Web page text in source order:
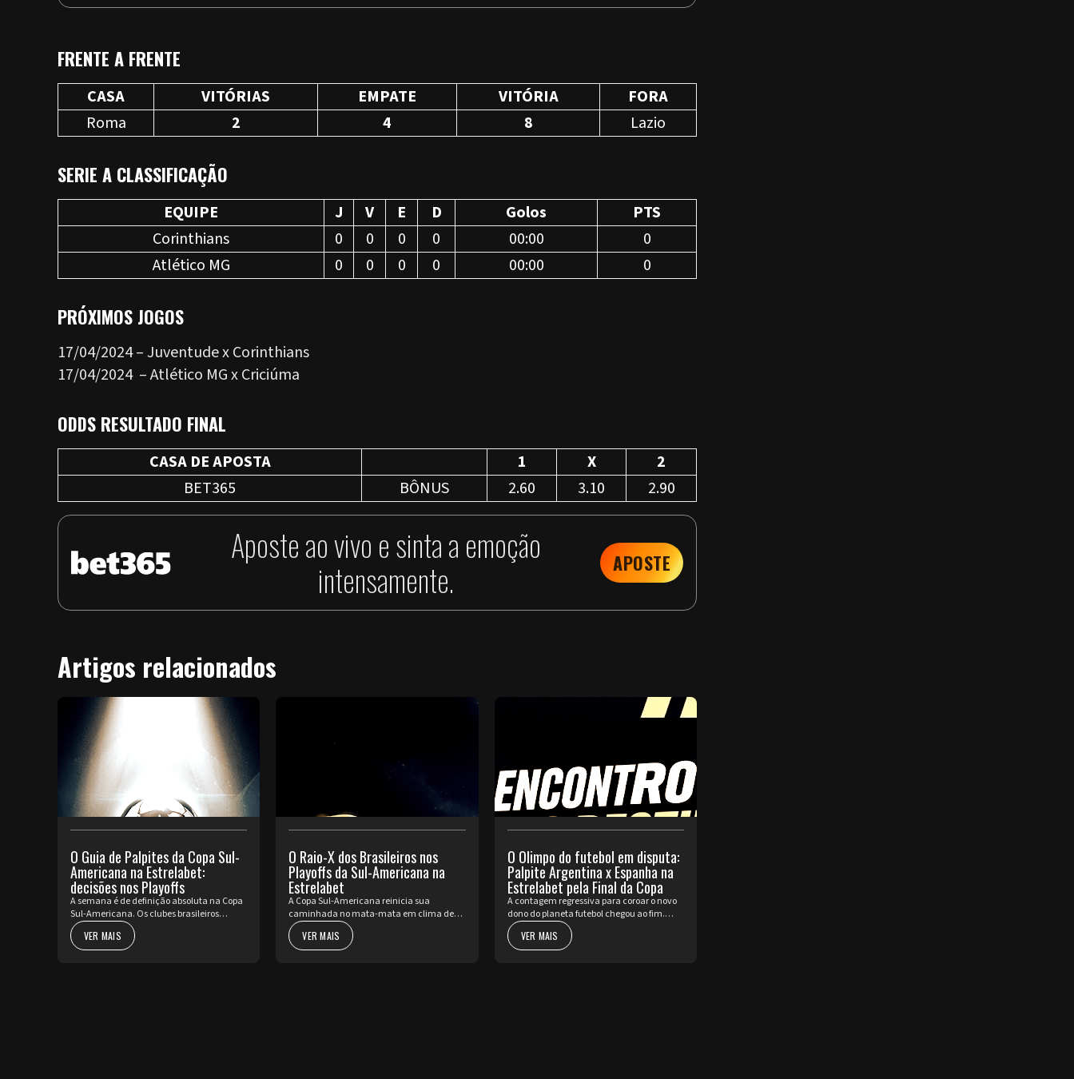
FRENTE A FRENTE
CASA VITÓRIAS EMPATE VITÓRIA
FORA
Roma
2 4 8 Lazio
SERIE A CLASSIFICAÇÃO
EQUIPE J V E D Golos
PTS
Corinthians
0 0 0 0 00:00
0
Atlético MG
0 0 0 0 00:00 0
PRÓXIMOS JOGOS
17/04/2024 – Juventude x Corinthians
17/04/2024 – Atlético MG x Criciúma
ODDS RESULTADO FINAL
CASA DE APOSTA 1 X
2
BET365
BÔNUS 2.60 3.10 2.90
Aposte ao vivo e sinta a emoção
intensamente.
APOSTE
Artigos relacionados
O Guia de Palpites da Copa Sul-
Americana na Estrelabet:
decisões nos Playoffs
A semana é de definição absoluta na Copa
Sul-Americana. Os clubes brasileiros
vestem a armadura para decidir o futuro
no torneio internacional diante da sua
torcida, valendo a cobiçada vaga nas oi...
VER MAIS
O Raio-X dos Brasileiros nos
Playoffs da Sul-Americana na
Estrelabet
A Copa Sul-Americana reinicia sua
caminhada no mata-mata em clima de
pura decisão. Passada a pausa da Copa do
Mundo, o continente volta a pulsar com as
partidas de ida da fase de Playoffs. Quatro
VER MAIS
O Olimpo do futebol em disputa:
Palpite Argentina x Espanha na
Estrelabet pela Final da Copa
A contagem regressiva para coroar o novo
dono do planeta futebol chegou ao fim.
Neste domingo, 19 de julho, a Copa do
Mundo da FIFA 2026™ apresenta o seu ato
mais nobre e aguardado. Argentina e
VER MAIS